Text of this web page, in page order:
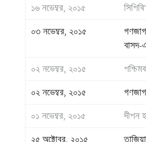
১৬ নভেম্বর, ২০১৫
০৩ নভেম্বর, ২০১৫
বাসদ-
০২ নভেম্বর, ২০১৫
০২ নভেম্বর, ২০১৫
০১ নভেম্বর, ২০১৫ দীপন
২৫ অক্টোবর, ২০১৫